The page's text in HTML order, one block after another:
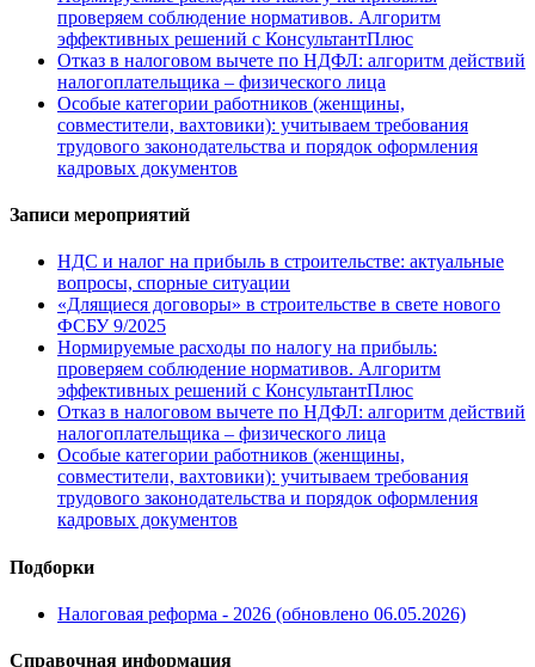
проверяем соблюдение нормативов. Алгоритм
эффективных решений с КонсультантПлюс
Отказ в налоговом вычете по НДФЛ: алгоритм действий
налогоплательщика – физического лица
Особые категории работников (женщины,
совместители, вахтовики): учитываем требования
трудового законодательства и порядок оформления
кадровых документов
Записи мероприятий
НДС и налог на прибыль в строительстве: актуальные
вопросы, спорные ситуации
«Длящиеся договоры» в строительстве в свете нового
ФСБУ 9/2025
Нормируемые расходы по налогу на прибыль:
проверяем соблюдение нормативов. Алгоритм
эффективных решений с КонсультантПлюс
Отказ в налоговом вычете по НДФЛ: алгоритм действий
налогоплательщика – физического лица
Особые категории работников (женщины,
совместители, вахтовики): учитываем требования
трудового законодательства и порядок оформления
кадровых документов
Подборки
Налоговая реформа - 2026 (обновлено 06.05.2026)
Справочная информация